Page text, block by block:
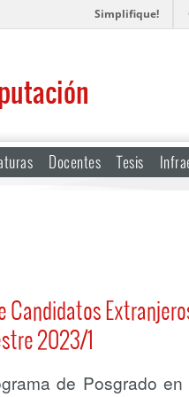
Simplifique!
Docentes Tesis
Candidatos
2023/1
de Posgrado